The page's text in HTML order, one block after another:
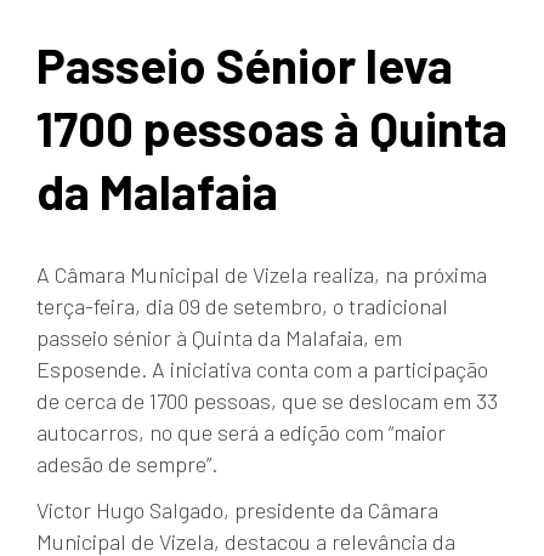
Passeio Sénior leva
1700 pessoas à Quinta
da Malafaia
A Câmara Municipal de Vizela realiza, na próxima
terça-feira, dia 09 de setembro, o tradicional
passeio sénior à Quinta da Malafaia, em
Esposende. A iniciativa conta com a participação
de cerca de 1700 pessoas, que se deslocam em 33
autocarros, no que será a edição com “maior
adesão de sempre”.
Victor Hugo Salgado, presidente da Câmara
Municipal de Vizela, destacou a relevância da